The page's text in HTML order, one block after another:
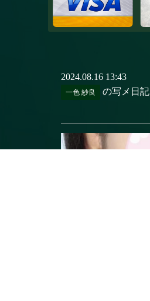
2024.08.16 13:43
一色 紗良 の写メ日記